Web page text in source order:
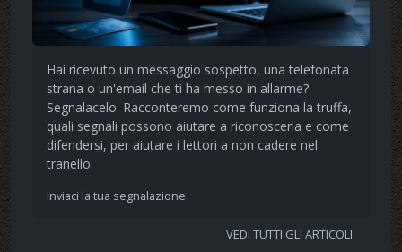
Hai ricevuto un messaggio sospetto, una telefonata
strana o un'email che ti ha messo in allarme?
Segnalacelo. Racconteremo come funziona la truffa,
quali segnali possono aiutare a riconoscerla e come
difendersi, per aiutare i lettori a non cadere nel
tranello.
Inviaci la tua segnalazione
VEDI TUTTI GLI ARTICOLI